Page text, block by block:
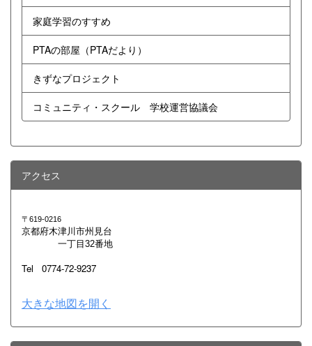
家庭学習のすすめ
PTAの部屋（PTAだより）
きずなプロジェクト
コミュニティ・スクール 学校運営協議会
アクセス
〒619-0216
京都府木津川市州見台
一丁目32番地
Tel 0774-72-9237
大きな地図を開く